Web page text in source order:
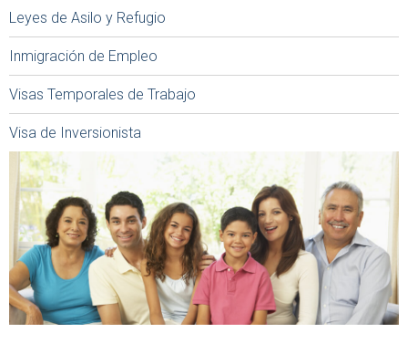
Leyes de Asilo y Refugio
Inmigración de Empleo
Visas Temporales de Trabajo
Visa de Inversionista